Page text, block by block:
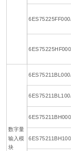
数字量
输入模
块